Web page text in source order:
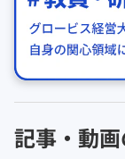
記事・動